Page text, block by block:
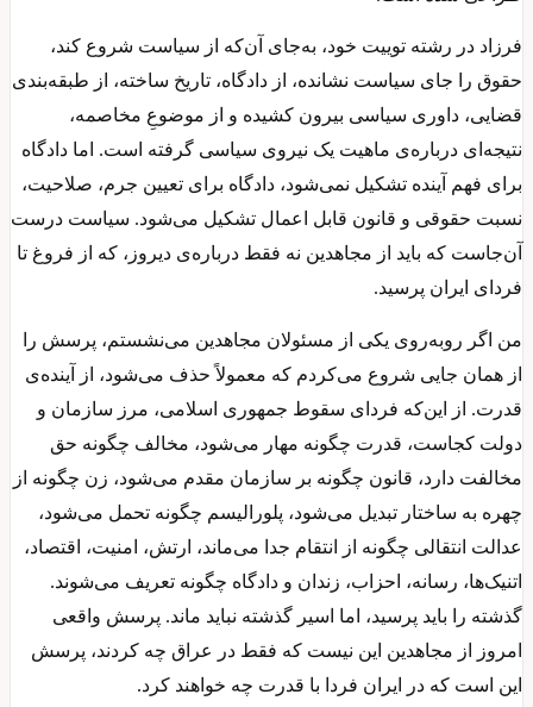
فرزاد در رشته توییت خود، به‌جای آن‌که از سیاست شروع کند،
حقوق را جای سیاست نشانده، از دادگاه، تاریخ ساخته، از طبقه‌بندی
قضایی، داوری سیاسی بیرون کشیده و از موضوعِ مخاصمه،
نتیجه‌ای درباره‌ی ماهیت یک نیروی سیاسی گرفته است. اما دادگاه
برای فهم آینده تشکیل نمی‌شود، دادگاه برای تعیین جرم، صلاحیت،
نسبت حقوقی و قانون قابل اعمال تشکیل می‌شود. سیاست درست
آن‌جاست که باید از مجاهدین نه فقط درباره‌ی دیروز، که از فروغ تا
فردای ایران پرسید.
من اگر روبه‌روی یکی از مسئولان مجاهدین می‌نشستم، پرسش را
از همان جایی شروع می‌کردم که معمولاً حذف می‌شود، از آینده‌ی
قدرت. از این‌که فردای سقوط جمهوری اسلامی، مرز سازمان و
دولت کجاست، قدرت چگونه مهار می‌شود، مخالف چگونه حق
مخالفت دارد، قانون چگونه بر سازمان مقدم می‌شود، زن چگونه از
چهره به ساختار تبدیل می‌شود، پلورالیسم چگونه تحمل می‌شود،
عدالت انتقالی چگونه از انتقام جدا می‌ماند، ارتش، امنیت، اقتصاد،
اتنیک‌ها، رسانه، احزاب، زندان و دادگاه چگونه تعریف می‌شوند.
گذشته را باید پرسید، اما اسیر گذشته نباید ماند. پرسش واقعی
امروز از مجاهدین این نیست که فقط در عراق چه کردند، پرسش
این است که در ایران فردا با قدرت چه خواهند کرد.